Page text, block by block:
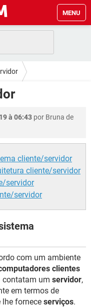
MENU
à 06:43 por Bruna de
cliente/servidor
cliente/servidor
servidor
servidor
com um ambiente
clientes
contatam um servidor,
em termos de
lhe fornece serviços.